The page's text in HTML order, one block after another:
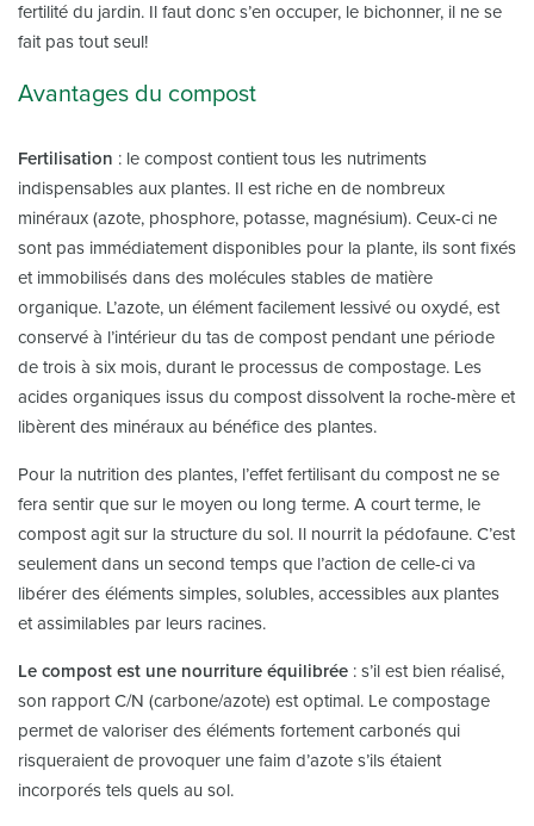
fertilité du jardin. Il faut donc s’en occuper, le bichonner, il ne se
fait pas tout seul!
Avantages du compost
Fertilisation : le compost contient tous les nutriments
indispensables aux plantes. Il est riche en de nombreux
minéraux (azote, phosphore, potasse, magnésium). Ceux-ci ne
sont pas immédiatement disponibles pour la plante, ils sont fixés
et immobilisés dans des molécules stables de matière
organique. L’azote, un élément facilement lessivé ou oxydé, est
conservé à l’intérieur du tas de compost pendant une période
de trois à six mois, durant le processus de compostage. Les
acides organiques issus du compost dissolvent la roche-mère et
libèrent des minéraux au bénéfice des plantes.
Pour la nutrition des plantes, l’effet fertilisant du compost ne se
fera sentir que sur le moyen ou long terme. A court terme, le
compost agit sur la structure du sol. Il nourrit la pédofaune. C’est
seulement dans un second temps que l’action de celle-ci va
libérer des éléments simples, solubles, accessibles aux plantes
et assimilables par leurs racines.
Le compost est une nourriture équilibrée : s’il est bien réalisé,
son rapport C/N (carbone/azote) est optimal. Le compostage
permet de valoriser des éléments fortement carbonés qui
risqueraient de provoquer une faim d’azote s’ils étaient
incorporés tels quels au sol.